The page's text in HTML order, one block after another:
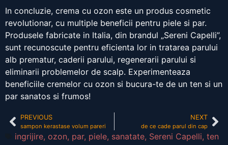
In concluzie, crema cu ozon este un produs cosmetic
revolutionar, cu multiple beneficii pentru piele si par.
Produsele fabricate in Italia, din brandul „Sereni Capelli”,
sunt recunoscute pentru eficienta lor in tratarea parului
alb prematur, caderii parului, regenerarii parului si
eliminarii problemelor de scalp. Experimenteaza
beneficiile cremelor cu ozon si bucura-te de un ten si un
par sanatos si frumos!
PREVIOUS
sampon kerastase volum pareri
NEXT
de ce cade parul din cap
ingrijire, ozon, par, piele, sanatate, Sereni Capelli, ten